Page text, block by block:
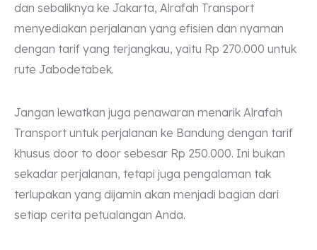
dan sebaliknya ke Jakarta, Alrafah Transport
menyediakan perjalanan yang efisien dan nyaman
dengan tarif yang terjangkau, yaitu Rp 270.000 untuk
rute Jabodetabek.
Jangan lewatkan juga penawaran menarik Alrafah
Transport untuk perjalanan ke Bandung dengan tarif
khusus door to door sebesar Rp 250.000. Ini bukan
sekadar perjalanan, tetapi juga pengalaman tak
terlupakan yang dijamin akan menjadi bagian dari
setiap cerita petualangan Anda.